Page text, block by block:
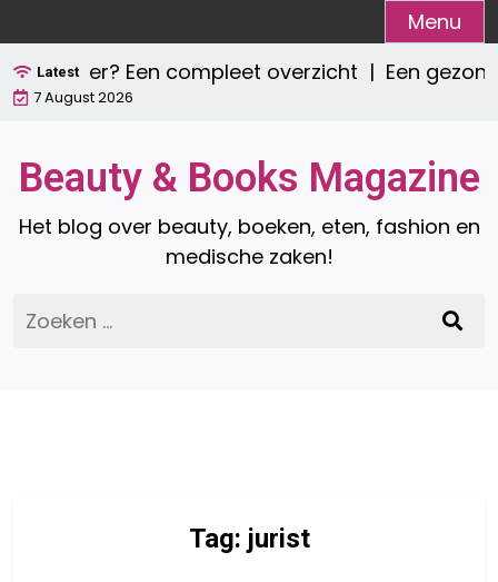
naar
de
inhoud
Menu
Latest
zijn er? Een compleet overzicht | Een
7 August 2026
Beauty & Books Magazine
Het blog over beauty, boeken, eten, fashion en
medische zaken!
Zoeken
naar:
Tag: jurist